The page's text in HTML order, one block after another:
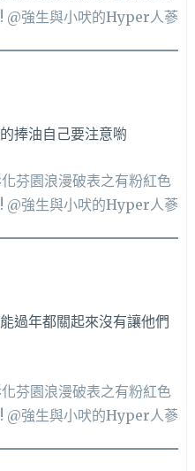
捧油自己要注意喲
過年都關起來沒有讓他們